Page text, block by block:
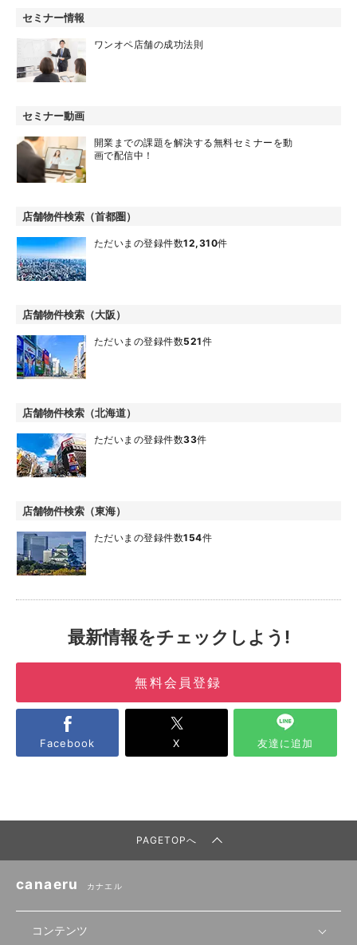
セミナー情報
ワンオペ店舗の成功法則
セミナー動画
開業までの課題を解決する無料セミナーを動
画で配信中！
店舗物件検索（首都圏）
ただいまの登録件数12,310件
店舗物件検索（大阪）
ただいまの登録件数521件
店舗物件検索（北海道）
ただいまの登録件数33件
店舗物件検索（東海）
ただいまの登録件数154件
最新情報をチェックしよう!
無料会員登録
Facebook X 友達に追加
PAGETOPへ
canaeru カナエル
コンテンツ